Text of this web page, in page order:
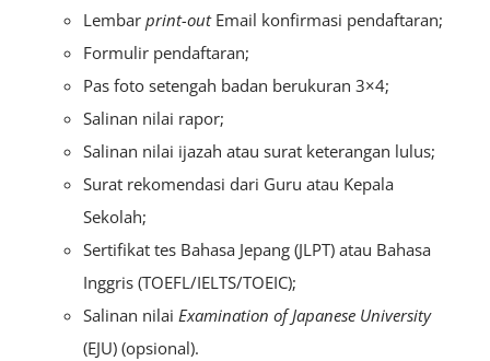
Lembar print-outEmail konfirmasi pendaftaran;
Formulir pendaftaran;
Pas foto setengah badan berukuran 3×4;
Salinan nilai rapor;
Salinan nilai ijazah atau surat keterangan lulus;
Surat rekomendasi dari Guru atau Kepala
Sekolah;
Sertifikat tes Bahasa Jepang (JLPT) atau Bahasa
Inggris (TOEFL/IELTS/TOEIC);
Salinan nilai Examination of Japanese University
(EJU) (opsional).